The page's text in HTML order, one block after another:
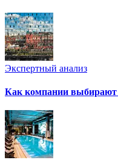
Экспертный анализ
Как компании